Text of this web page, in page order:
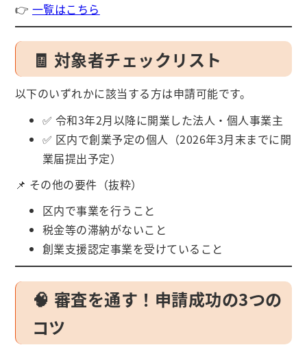
👉 一覧はこちら
🧾 対象者チェックリスト
以下のいずれかに該当する方は申請可能です。
✅ 令和3年2月以降に開業した法人・個人事業主
✅ 区内で創業予定の個人（2026年3月末までに開
業届提出予定）
📌 その他の要件（抜粋）
区内で事業を行うこと
税金等の滞納がないこと
創業支援認定事業を受けていること
🧠 審査を通す！申請成功の3つの
コツ